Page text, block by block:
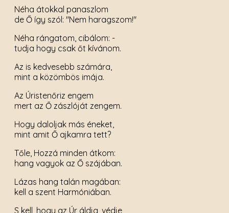
Néha átokkal panaszlom
de Ő így szól: "Nem haragszom!"
Néha rángatom, cibálom: -
tudja hogy csak őt kívánom.
Az is kedvesebb számára,
mint a közömbös imája.
Az Úristenőriz engem
mert az Ő zászlóját zengem.
Hogy daloljak más éneket,
mint amit Ő ajkamra tett?
Tőle, Hozzá minden átkom:
hang vagyok az Ő szájában.
Lázas hang talán magában:
kell a szent Harmóniában.
S kell, hogy az Úr áldja, védje